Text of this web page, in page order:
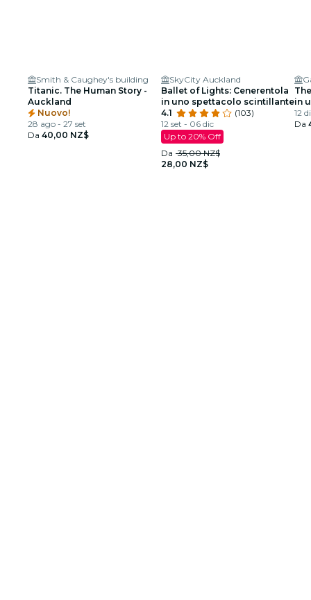
Smith & Caughey's building
Titanic. The Human Story -
Auckland
Nuovo!
28 ago - 27 set
Da 40,00 NZ$
SkyCity Auckland
Ballet of Lights: Cenerentola
in uno spettacolo scintillante
4.1
(103)
12 set - 06 dic
Up to 20% Off
Da 35,00 NZ$
28,00 NZ$
in
12
Da